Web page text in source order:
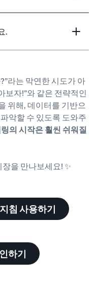
.
라는 막연한 시도가 아
보자!”와 같은 전략적인
위해, 데이터를 기반으
악할 수 있도록 도와주
의 시작은 훨씬 쉬워질
을 만나보세요! ✨
침 사용하기
하기